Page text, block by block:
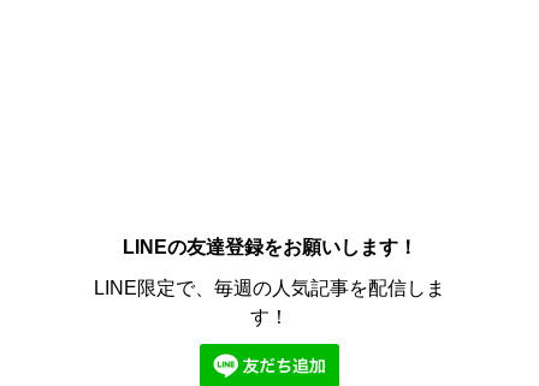
LINEの友達登録をお願いします！
LINE限定で、毎週の人気記事を配信しま
す！